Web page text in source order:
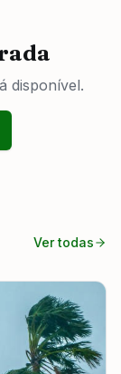
disponível.
Ver todas